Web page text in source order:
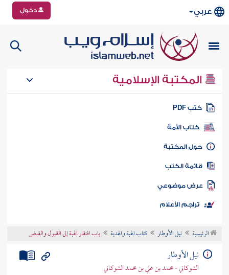
عربي دخول
المكتبة الإسلامية
كتب PDF
كتاب الأمة
المكتبة
الكتب
موضوعي
تراجم الأعلام
الرئيسية نيل الأوطار كتاب الهبة والهدية باب افتقار الهبة إلى القبول والقبض
نيل الأوطار
الشوكاني - محمد بن علي بن محمد الشوكاني